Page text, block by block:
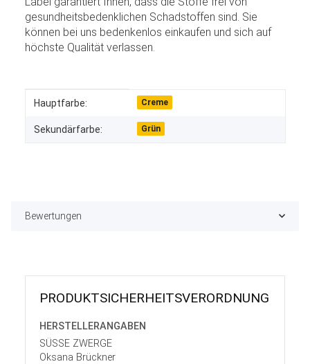
gesundheitsbedenklichen Schadstoffen sind. Sie
können bei uns bedenkenlos einkaufen und sich auf
höchste Qualität verlassen.
Produkteigenschaft
Wert
Hauptfarbe: Creme
Sekundärfarbe: Grün
Bewertungen
PRODUKT­SICHER­HEITS­VER­ORD­NUNG
HERSTELLER­ANGABEN
SÜSSE ZWERGE
Oksana Brückner